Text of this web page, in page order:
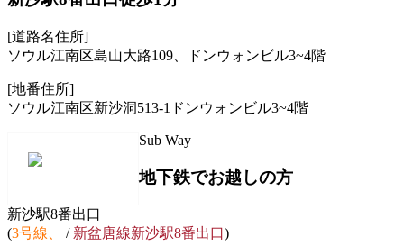
[道路名住所]
ソウル江南区島山大路109、ドンウォンビル3~4階
[地番住所]
ソウル江南区新沙洞513-1ドンウォンビル3~4階
Sub Way
地下鉄でお越しの方
新沙駅8番出口
(3号線、 /新盆唐線新沙駅8番出口)